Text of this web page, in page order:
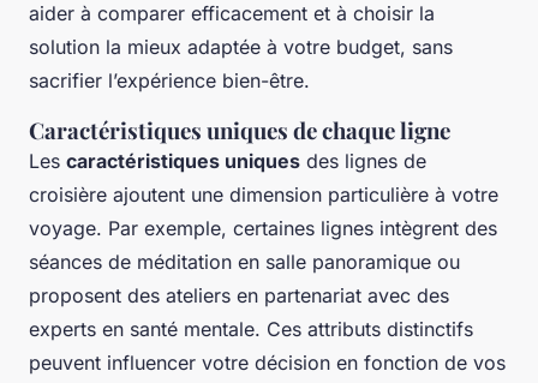
aider à comparer efficacement et à choisir la
solution la mieux adaptée à votre budget, sans
sacrifier l’expérience bien-être.
Caractéristiques uniques de chaque ligne
Les caractéristiques uniques des lignes de
croisière ajoutent une dimension particulière à votre
voyage. Par exemple, certaines lignes intègrent des
séances de méditation en salle panoramique ou
proposent des ateliers en partenariat avec des
experts en santé mentale. Ces attributs distinctifs
peuvent influencer votre décision en fonction de vos